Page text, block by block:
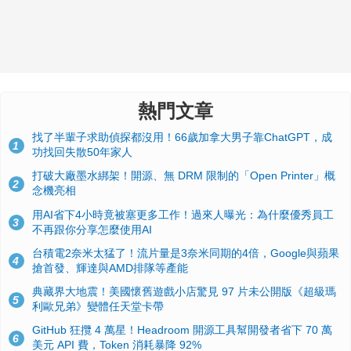
熱門文章
1
找了半輩子求助偵探都沒用！66歲加拿大男子靠ChatGPT，成
功找回失散50年家人
2
打破大廠墨水綁架！開源、無 DRM 限制的「Open Printer」概
念機亮相
3
用AI省下4小時竟被塞更多工作！過來人曝光：為什麼優秀員工
不再跟你分享怎麼使用AI
4
台積電2奈米太猛了！流片量是3奈米同期的4倍，Google與蘋果
搶首發、輝達與AMD排隊等產能
5
典藏界大地震！美國懷舊遊戲小店驚見 97 片未公開版《超級瑪
利歐兄弟》變體任天堂卡帶
6
GitHub 狂攬 4 萬星！Headroom 開源工具幫開發者省下 70 萬
美元 API 費，Token 消耗暴降 92%